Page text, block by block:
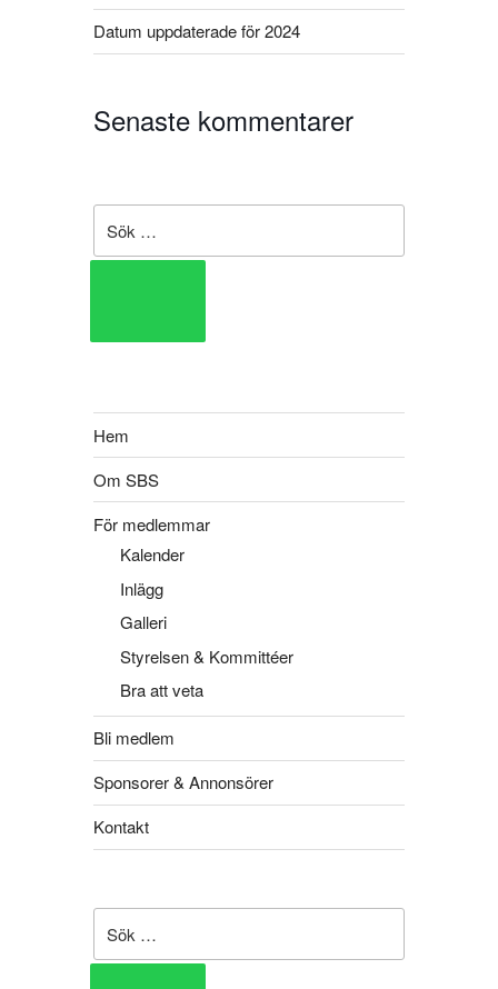
Datum uppdaterade för 2024
Senaste kommentarer
Hem
Om SBS
För medlemmar
Kalender
Inlägg
Galleri
Styrelsen & Kommittéer
Bra att veta
Bli medlem
Sponsorer & Annonsörer
Kontakt